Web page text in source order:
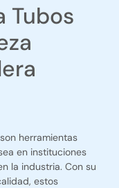
Tubos
herramientas
en instituciones
la industria. Con su
estos